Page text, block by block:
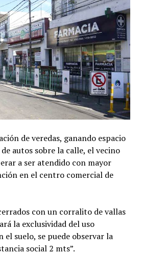
de veredas, ganando espacio
autos sobre la calle, el vecino
a ser atendido con mayor
en el centro comercial de
con un corralito de vallas
la exclusividad del uso
el suelo, se puede observar la
social 2 mts”.